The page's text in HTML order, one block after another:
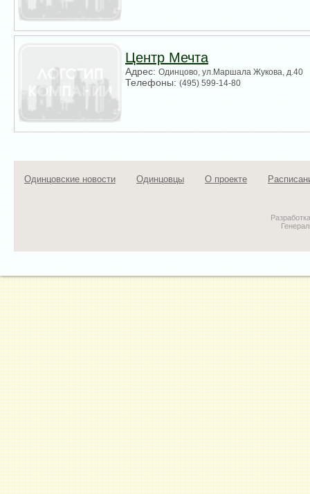
Центр Мечта
Адрес:Одинцово, ул.Маршала Жукова, д.40
Телефоны:(495) 599-14-80
Одинцовские новости Одинцовцы О проекте